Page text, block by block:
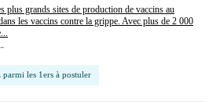
plus grands sites de production de vaccins au
les vaccins contre la grippe. Avec plus de 2 000
parmi les 1ers à postuler